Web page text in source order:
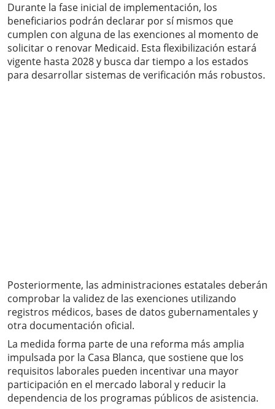
Durante la fase inicial de implementación, los
beneficiarios podrán declarar por sí mismos que
cumplen con alguna de las exenciones al momento de
solicitar o renovar Medicaid. Esta flexibilización estará
vigente hasta 2028 y busca dar tiempo a los estados
para desarrollar sistemas de verificación más robustos.
Posteriormente, las administraciones estatales deberán
comprobar la validez de las exenciones utilizando
registros médicos, bases de datos gubernamentales y
otra documentación oficial.
La medida forma parte de una reforma más amplia
impulsada por la Casa Blanca, que sostiene que los
requisitos laborales pueden incentivar una mayor
participación en el mercado laboral y reducir la
dependencia de los programas públicos de asistencia.